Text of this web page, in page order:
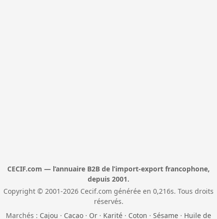
CECIF.com — l’annuaire B2B de l’import-export francophone,
depuis 2001.
Copyright © 2001-2026 Cecif.com générée en 0,216s. Tous droits
réservés.
Marchés : Cajou · Cacao · Or · Karité · Coton · Sésame · Huile de